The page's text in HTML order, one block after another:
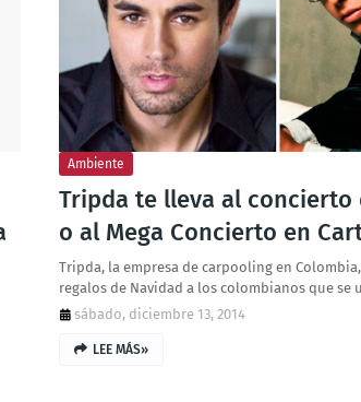
Ambiente
Tripda te lleva al concierto
o al Mega Concierto en
Tripda, la empresa de carpooling en
regalos de Navidad a los colombianos que se
sábado, diciembre 13, 2014
LEE MÁS»